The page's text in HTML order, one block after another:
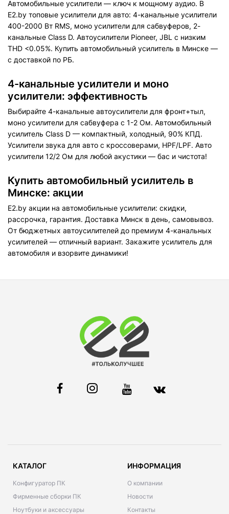
Автомобильные усилители — ключ к мощному аудио. В
E2.by топовые усилители для авто: 4-канальные усилители
400-2000 Вт RMS, моно усилители для сабвуферов, 2-
канальные Class D. Автоусилители Pioneer, JBL с низким
THD <0.05%. Купить автомобильный усилитель в Минске —
с доставкой по РБ.
4-канальные усилители и моно
усилители: эффективность
Выбирайте 4-канальные автоусилители для фронт+тыл,
моно усилители для сабвуфера с 1-2 Ом. Автомобильный
усилитель Class D — компактный, холодный, 90% КПД.
Усилители звука для авто с кроссоверами, HPF/LPF. Авто
усилители 12/2 Ом для любой акустики — бас и чистота!
Купить автомобильный усилитель в
Минске: акции
E2.by акции на автомобильные усилители: скидки,
рассрочка, гарантия. Доставка Минск в день, самовывоз.
От бюджетных автоусилителей до премиум 4-канальных
усилителей — отличный вариант. Закажите усилитель для
автомобиля и взорвите динамики!
КАТАЛОГ
Конфигуратор ПК
Фирменные сборки ПК
Ноутбуки и аксессуары
ИНФОРМАЦИЯ
О компании
Новости
Контакты